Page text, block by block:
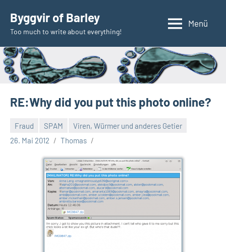
Inhalt
springen
Byggvir of Barley
Too much to write about everything!
Menü
RE:Why did you put this photo online?
Fraud SPAM
Viren, Würmer und anderes Getier
26. Mai 2012
Thomas